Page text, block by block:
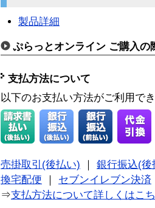
製品詳細
ぷらっとオンライン ご購入の
支払方法について
以下のお支払い方法がご利用で
売掛取引(後払い)
銀行振込(後
換宅配便
セブンイレブン決済
⇒支払方法について詳しくはこ